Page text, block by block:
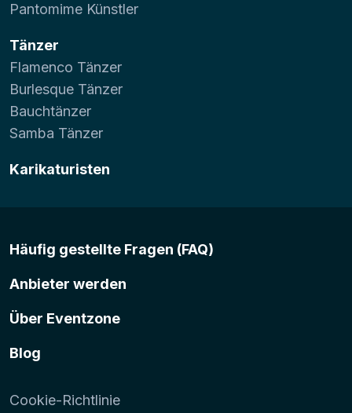
Pantomime Künstler
Tänzer
Flamenco Tänzer
Burlesque Tänzer
Bauchtänzer
Samba Tänzer
Karikaturisten
Häufig gestellte Fragen (FAQ)
Anbieter werden
Über Eventzone
Blog
Cookie-Richtlinie